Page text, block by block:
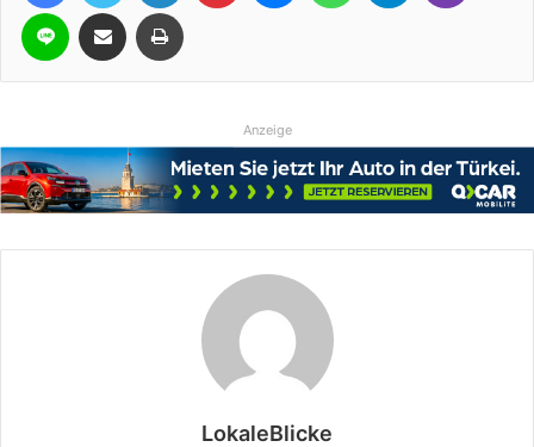
Line Teile per E-Mail Drucken
Anzeige
LokaleBlicke